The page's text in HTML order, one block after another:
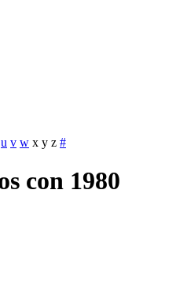
u v w x y z #
con 1980